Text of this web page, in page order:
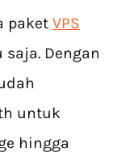
paket VPS
Dengan
untuk
hingga